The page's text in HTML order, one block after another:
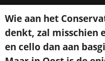
Wie aan het
denkt, zal misschien
en cello dan aan